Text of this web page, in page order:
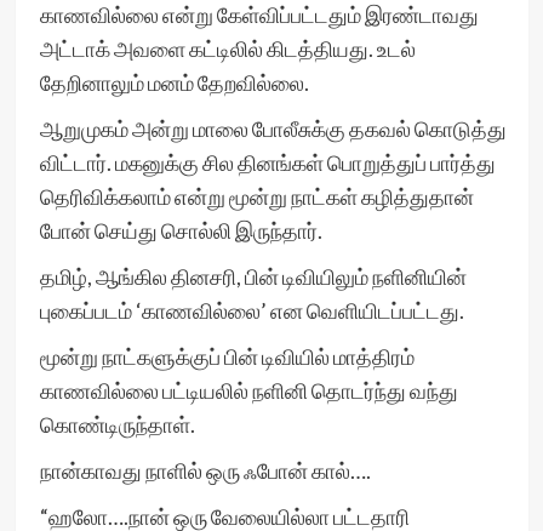
காணவில்லை என்று கேள்விப்பட்டதும் இரண்டாவது
அட்டாக் அவளை கட்டிலில் கிடத்தியது. உடல்
தேறினாலும் மனம் தேறவில்லை.
ஆறுமுகம் அன்று மாலை போலீசுக்கு தகவல் கொடுத்து
விட்டார். மகனுக்கு சில தினங்கள் பொறுத்துப் பார்த்து
தெரிவிக்கலாம் என்று மூன்று நாட்கள் கழித்துதான்
போன் செய்து சொல்லி இருந்தார்.
தமிழ், ஆங்கில தினசரி, பின் டிவியிலும் நளினியின்
புகைப்படம் ‘காணவில்லை’ என வெளியிடப்பட்டது.
மூன்று நாட்களுக்குப் பின் டிவியில் மாத்திரம்
காணவில்லை பட்டியலில் நளினி தொடர்ந்து வந்து
கொண்டிருந்தாள்.
நான்காவது நாளில் ஒரு ஃபோன் கால்….
“ஹலோ….நான் ஒரு வேலையில்லா பட்டதாரி